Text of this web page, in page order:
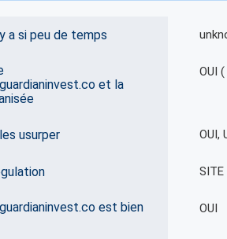
a si peu de temps
et la
OUI
usurper OUI,
SITE
est bien
OUI